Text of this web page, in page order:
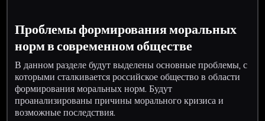
Проблемы формирования моральных
норм в современном обществе
В данном разделе будут выделены основные проблемы, с
которыми сталкивается российское общество в области
формирования моральных норм. Будут
проанализированы причины морального кризиса и
возможные последствия.